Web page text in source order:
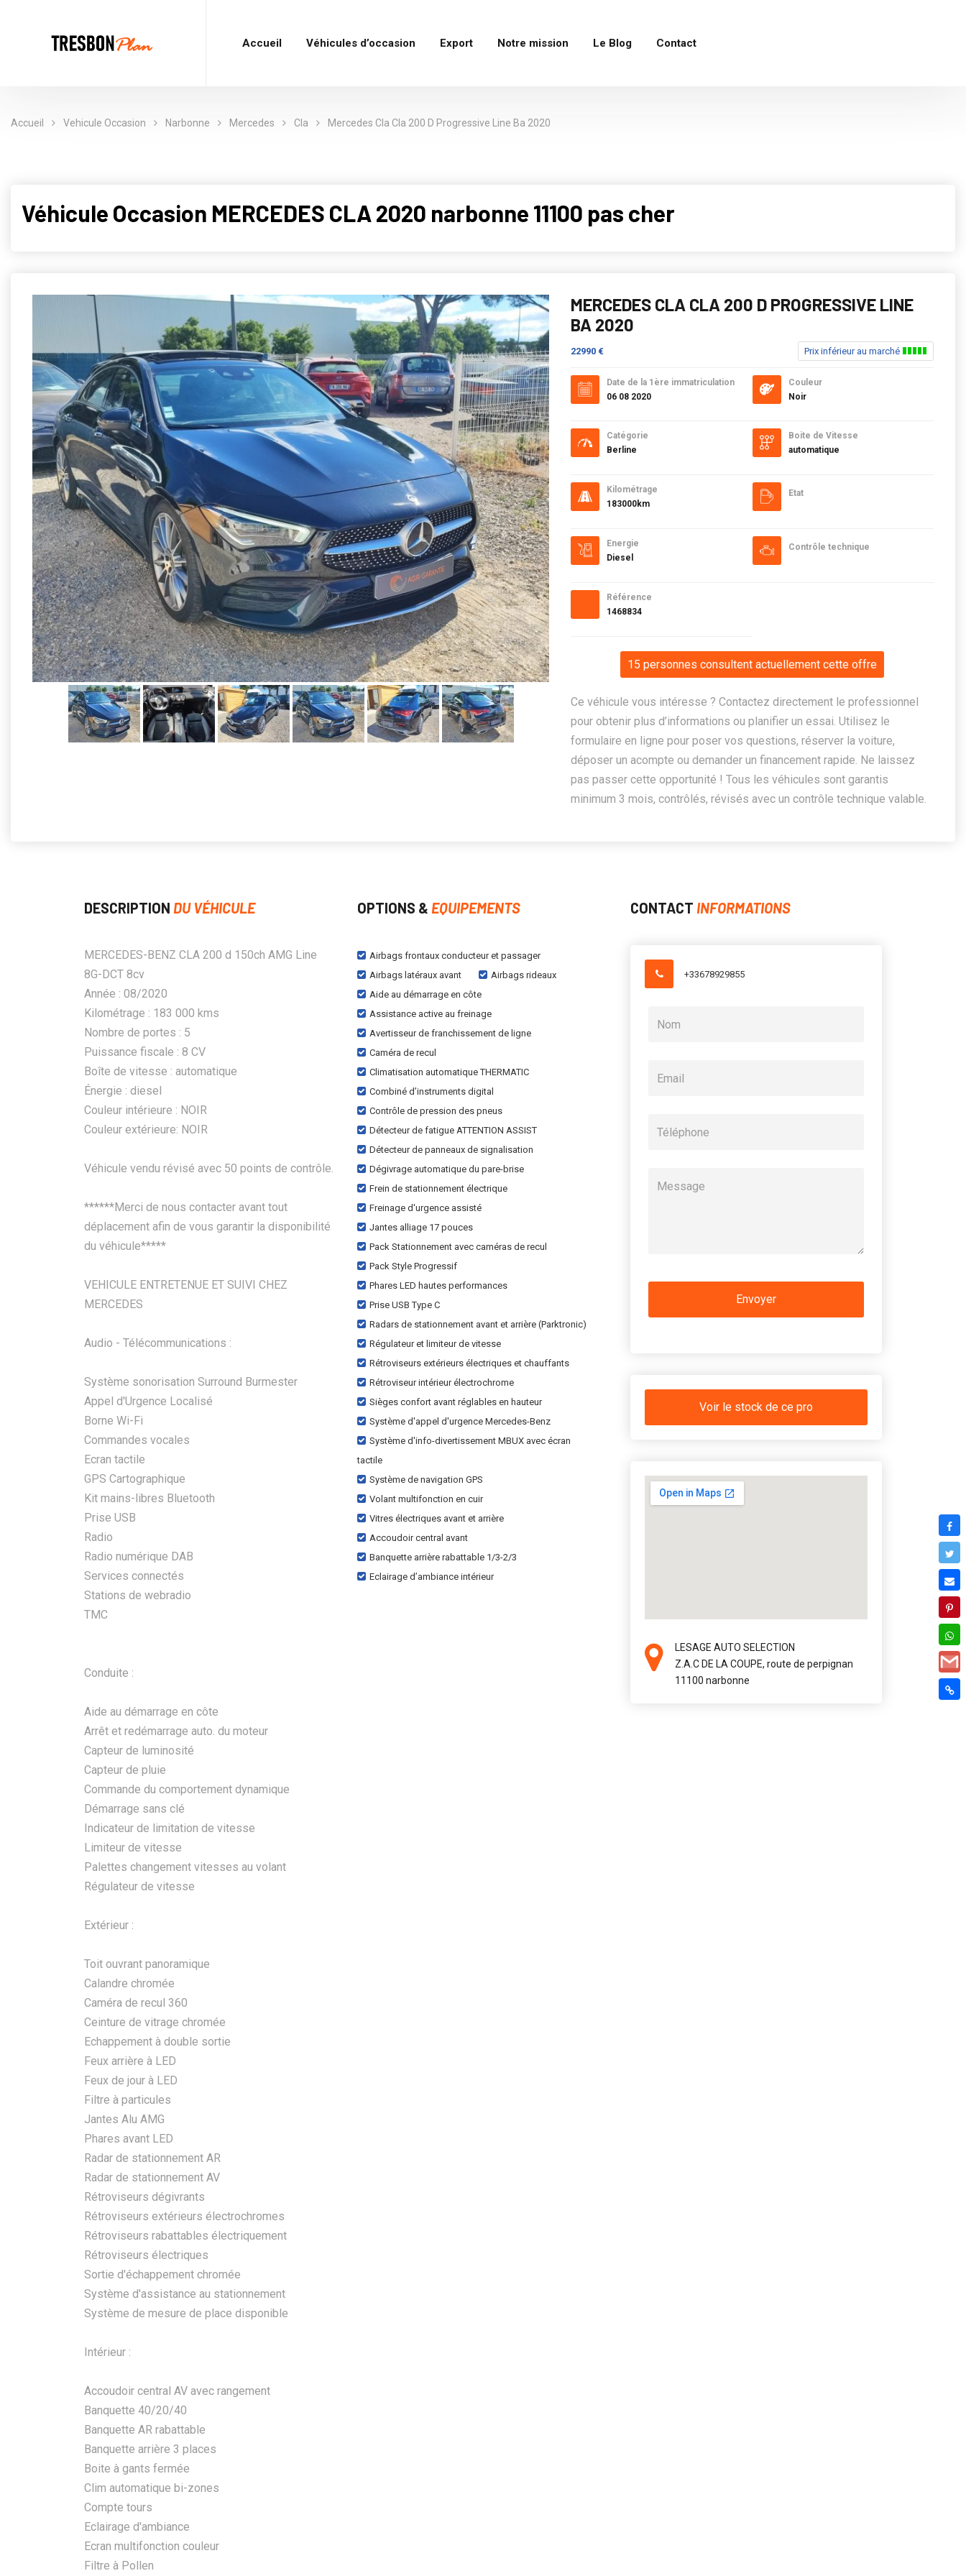
Accueil Véhicules d’occasion Export Notre mission Le Blog Contact
Accueil Vehicule Occasion Narbonne Mercedes Cla Mercedes Cla Cla 200 D Progressive Line Ba 2020
Véhicule Occasion MERCEDES CLA 2020 narbonne 11100 pas cher
MERCEDES CLA CLA 200 D PROGRESSIVE LINE
BA 2020
22990 € Prix inférieur au marché
Date de la 1ère immatriculation
06 08 2020
Catégorie
Berline
Kilométrage
183000km
Energie
Diesel
Référence
1468834
Couleur
Noir
Boite de Vitesse
automatique
Etat
Contrôle technique
15 personnes consultent actuellement cette offre
Ce véhicule vous intéresse ? Contactez directement le professionnel
pour obtenir plus d’informations ou planifier un essai. Utilisez le
formulaire en ligne pour poser vos questions, réserver la voiture,
déposer un acompte ou demander un financement rapide. Ne laissez
pas passer cette opportunité ! Tous les véhicules sont garantis
minimum 3 mois, contrôlés, révisés avec un contrôle technique valable.
DESCRIPTION DU VÉHICULE
MERCEDES-BENZ CLA 200 d 150ch AMG Line
8G-DCT 8cv
Année : 08/2020
Kilométrage : 183 000 kms
Nombre de portes : 5
Puissance fiscale : 8 CV
Boîte de vitesse : automatique
Énergie : diesel
Couleur intérieure : NOIR
Couleur extérieure: NOIR
Véhicule vendu révisé avec 50 points de contrôle.
******Merci de nous contacter avant tout
déplacement afin de vous garantir la disponibilité
du véhicule*****
VEHICULE ENTRETENUE ET SUIVI CHEZ
MERCEDES
Audio - Télécommunications :
Système sonorisation Surround Burmester
Appel d'Urgence Localisé
Borne Wi-Fi
Commandes vocales
Ecran tactile
GPS Cartographique
Kit mains-libres Bluetooth
Prise USB
Radio
Radio numérique DAB
Services connectés
Stations de webradio
TMC
Conduite :
Aide au démarrage en côte
Arrêt et redémarrage auto. du moteur
Capteur de luminosité
Capteur de pluie
Commande du comportement dynamique
Démarrage sans clé
Indicateur de limitation de vitesse
Limiteur de vitesse
Palettes changement vitesses au volant
Régulateur de vitesse
Extérieur :
Toit ouvrant panoramique
Calandre chromée
Caméra de recul 360
Ceinture de vitrage chromée
Echappement à double sortie
Feux arrière à LED
Feux de jour à LED
Filtre à particules
Jantes Alu AMG
Phares avant LED
Radar de stationnement AR
Radar de stationnement AV
Rétroviseurs dégivrants
Rétroviseurs extérieurs électrochromes
Rétroviseurs rabattables électriquement
Rétroviseurs électriques
Sortie d'échappement chromée
Système d'assistance au stationnement
Système de mesure de place disponible
Intérieur :
Accoudoir central AV avec rangement
Banquette 40/20/40
Banquette AR rabattable
Banquette arrière 3 places
Boite à gants fermée
Clim automatique bi-zones
Compte tours
Eclairage d'ambiance
Ecran multifonction couleur
Filtre à Pollen
OPTIONS & EQUIPEMENTS
Airbags frontaux conducteur et passager
Airbags latéraux avant
Airbags rideaux
Aide au démarrage en côte
Assistance active au freinage
Avertisseur de franchissement de ligne
Caméra de recul
Climatisation automatique THERMATIC
Combiné d’instruments digital
Contrôle de pression des pneus
Détecteur de fatigue ATTENTION ASSIST
Détecteur de panneaux de signalisation
Dégivrage automatique du pare-brise
Frein de stationnement électrique
Freinage d'urgence assisté
Jantes alliage 17 pouces
Pack Stationnement avec caméras de recul
Pack Style Progressif
Phares LED hautes performances
Prise USB Type C
Radars de stationnement avant et arrière (Parktronic)
Régulateur et limiteur de vitesse
Rétroviseurs extérieurs électriques et chauffants
Rétroviseur intérieur électrochrome
Sièges confort avant réglables en hauteur
Système d'appel d'urgence Mercedes-Benz
Système d'info-divertissement MBUX avec écran
tactile
Système de navigation GPS
Volant multifonction en cuir
Vitres électriques avant et arrière
Accoudoir central avant
Banquette arrière rabattable 1/3-2/3
Eclairage d’ambiance intérieur
CONTACT INFORMATIONS
+33678929855
Voir le stock de ce pro
LESAGE AUTO SELECTION
Z.A.C DE LA COUPE, route de perpignan
11100 narbonne